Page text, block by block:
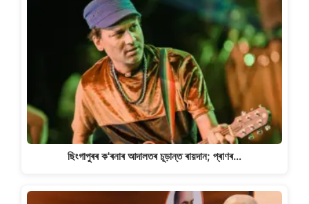
ছিংগাপুৰৰ ক'ৰনাৰ আদালতৰ চূড়ান্ত ৰায়দান; প্ৰাণৰ…